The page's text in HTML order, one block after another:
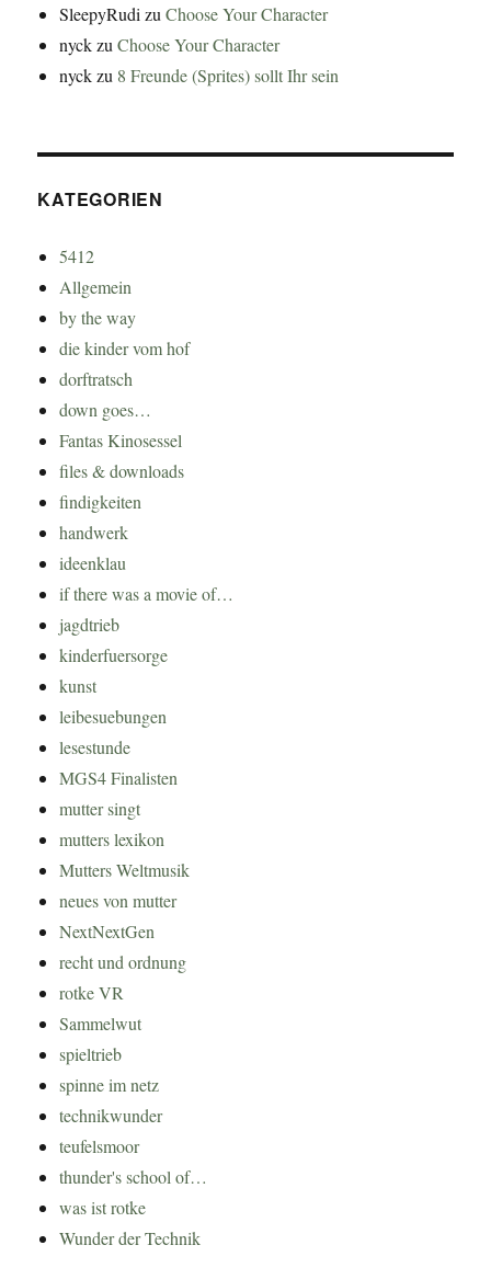
SleepyRudi zuChoose Your Character
nyckzuChoose Your Character
nyckzu 8 Freunde (Sprites) sollt Ihr sein
KATEGORIEN
5412
Allgemein
by the way
die kinder vom hof
dorftratsch
down goes…
Fantas Kinosessel
files & downloads
findigkeiten
handwerk
ideenklau
if there was a movie of…
jagdtrieb
kinderfuersorge
kunst
leibesuebungen
lesestunde
MGS4 Finalisten
mutter singt
mutters lexikon
Mutters Weltmusik
neues von mutter
NextNextGen
recht und ordnung
rotke VR
Sammelwut
spieltrieb
spinne im netz
technikwunder
teufelsmoor
thunder's school of…
was ist rotke
Wunder der Technik